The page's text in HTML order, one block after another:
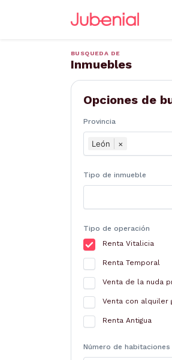
BUSQUEDA DE
Inmuebles
Opciones de
Provincia
León ×
Tipo de inmueble
Tipo de operación
Renta Vitalicia
Renta Temporal
Venta de la nuda
Venta con alquiler
Renta Antigua
Número de habitaciones